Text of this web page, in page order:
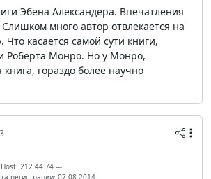
Эбена Александера. Впечатления
много автор отвлекается на
касается самой сути книги,
Роберта Монро. Но у Монро,
гораздо более научно
212.44.74.---
регистрации: 07.08.2014